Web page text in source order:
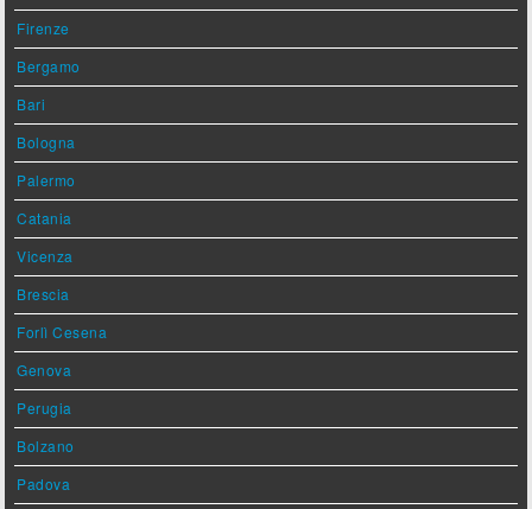
Firenze
Bergamo
Bari
Bologna
Palermo
Catania
Vicenza
Brescia
Forlì Cesena
Genova
Perugia
Bolzano
Padova